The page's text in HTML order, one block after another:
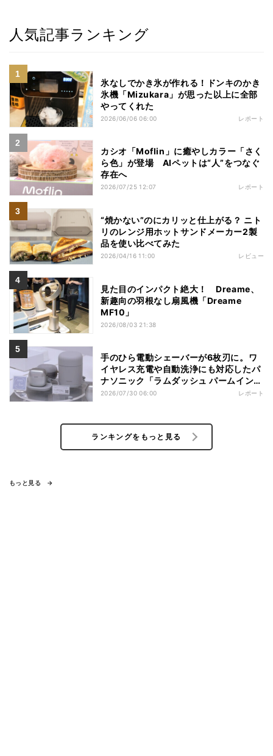
人気記事ランキング
氷なしでかき氷が作れる！ドンキのかき
氷機「Mizukara」が思った以上に全部
やってくれた
2026/06/06 06:00 レポート
カシオ「Moflin」に癒やしカラー「さく
ら色」が登場 AIペットは“人”をつなぐ
存在へ
2026/07/25 12:07 レポート
“焼かない”のにカリッと仕上がる？ ニト
リのレンジ用ホットサンドメーカー2製
品を使い比べてみた
2026/04/16 11:00 レビュー
見た目のインパクト絶大！ Dreame、
新趣向の羽根なし扇風機「Dreame
MF10」
2026/08/03 21:38
手のひら電動シェーバーが6枚刃に。ワ
イヤレス充電や自動洗浄にも対応したパ
ナソニック「ラムダッシュ パームイン
プロ」を体験
2026/07/30 06:00 レポート
ランキングをもっと見る
もっと見る